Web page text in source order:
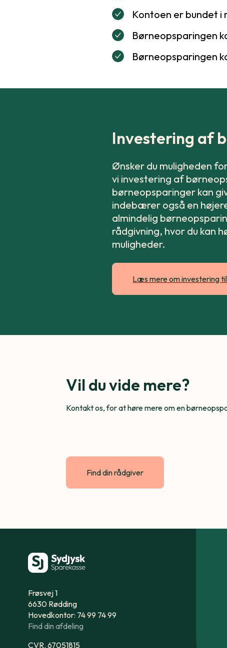
Kontoen er bundet i
Børneopsparingen
Børneopsparingen
Investering af
Ønsker du muligheden
vi investering af
børneopsparinger kan
indebærer også en
almindelig
rådgivning, hvor du kan
muligheder.
Læs mere om investering
Vil du vide mere?
Kontakt os, for at høre mere om en
Find din rådgiver
Frøsvej 1
6630 Rødding
Hovedkontor: 74 99 74 99
Find din afdeling
CVR. 67051815